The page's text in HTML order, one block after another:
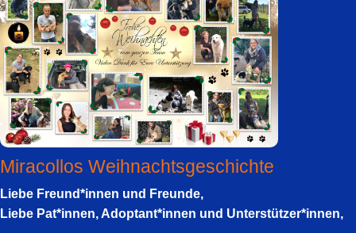
Miracollos Weihnachtsgeschichte
Liebe Freund*innen und Freunde,
Liebe Pat*innen, Adoptant*innen und Unterstützer*innen,